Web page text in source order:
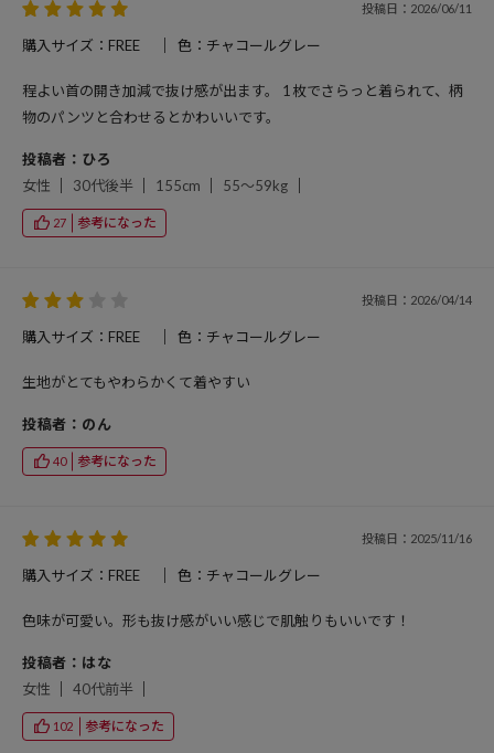
投稿日：2026/06/11
購入サイズ：FREE 色：チャコールグレー
程よい首の開き加減で抜け感が出ます。 1枚でさらっと着られて、柄
物のパンツと合わせるとかわいいです。
投稿者：ひろ
女性
30代後半 155cm 55～59kg
27 参考になった
投稿日：2026/04/14
購入サイズ：FREE 色：チャコールグレー
生地がとてもやわらかくて着やすい
投稿者：のん
40 参考になった
投稿日：2025/11/16
購入サイズ：FREE 色：チャコールグレー
色味が可愛い。形も抜け感がいい感じで肌触りもいいです！
投稿者：はな
女性
40代前半
102 参考になった